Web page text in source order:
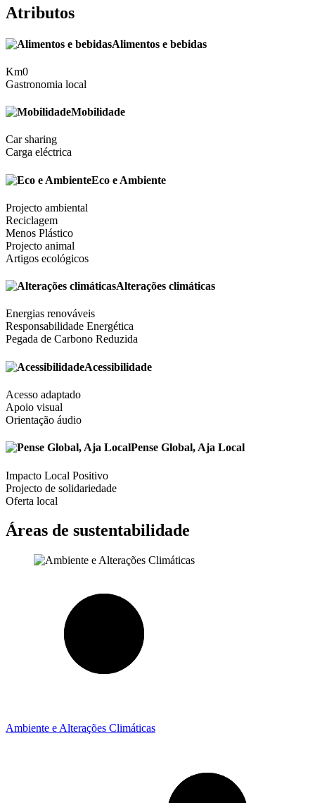
Atributos
Alimentos e bebidas
Km0
Gastronomia local
Mobilidade
Car sharing
Carga eléctrica
Eco e Ambiente
Projecto ambiental
Reciclagem
Menos Plástico
Projecto animal
Artigos ecológicos
Alterações climáticas
Energias renováveis
Responsabilidade Energética
Pegada de Carbono Reduzida
Acessibilidade
Acesso adaptado
Apoio visual
Orientação áudio
Pense Global, Aja Local
Impacto Local Positivo
Projecto de solidariedade
Oferta local
Áreas de sustentabilidade
Ambiente e Alterações Climáticas